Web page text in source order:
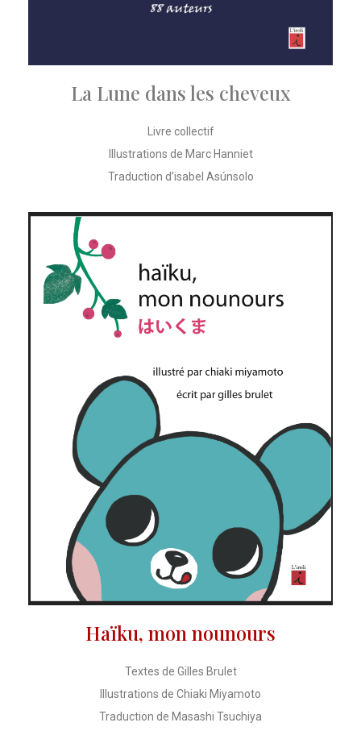
La Lune dans les cheveux
Livre collectif
Illustrations de Marc Hanniet
Traduction d’isabel Asúnsolo
Haïku, mon nounours
Textes de Gilles Brulet
Illustrations de Chiaki Miyamoto
Traduction de Masashi Tsuchiya